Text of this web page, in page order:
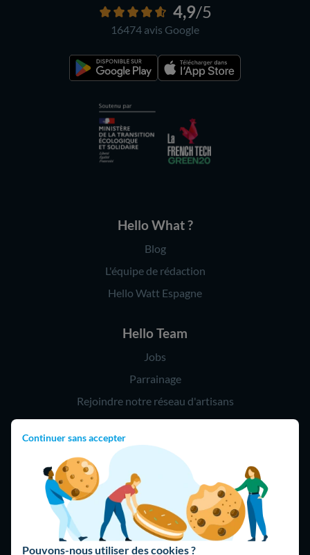
Continuer sans accepter
Pouvons-nous utiliser des cookies ?
4,9/5
16474 avis Google
Hello What ?
Blog
L'équipe de rédaction
Hello Watt Espagne
Hello Team
Jobs
Parrainage
Rejoindre notre réseau d'artisans
09 75 18 60 60
(8h-21h)
75018 Paris